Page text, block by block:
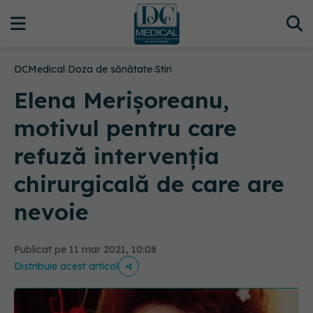
DCMedical›Doza de sănătate›Stiri
Elena Merișoreanu,
motivul pentru care
refuză intervenția
chirurgicală de care are
nevoie
Publicat pe 11 mar 2021, 10:08
Distribuie acest articol